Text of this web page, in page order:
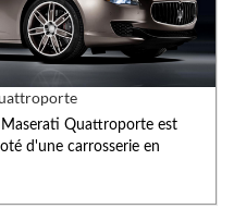
Maserati Quattroporte est
d'une carrosserie en